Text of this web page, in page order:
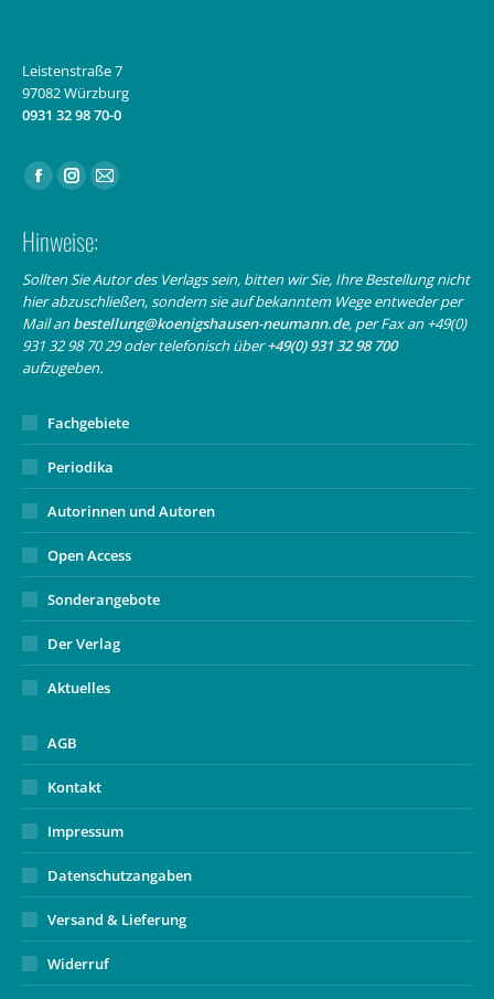
Leistenstraße 7
97082 Würzburg
0931 32 98 70-0
Finden Sie uns auf:
Facebook
opens
in
new
window
Instagram
opens
in
new
window
E-
opens
in
new
Hinweise:
Sollten Sie Autor des Verlags sein, bitten wir Sie, Ihre Bestellung nicht
hier abzuschließen, sondern sie auf bekanntem Wege entweder per
Mail anbestellung@koenigshausen-neumann.de, per Fax an +49(0)
931 32 98 70 29 oder telefonisch über+49(0) 931 32 98 700
aufzugeben.
Fachgebiete
Periodika
Autorinnen und Autoren
Open Access
Sonderangebote
Der Verlag
Aktuelles
AGB
Kontakt
Impressum
Datenschutzangaben
Versand & Lieferung
Widerruf